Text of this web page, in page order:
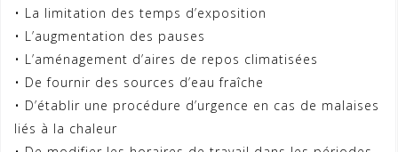
• La limitation des temps d’exposition
• L’augmentation des pauses
• L’aménagement d’aires de repos climatisées
• De fournir des sources d’eau fraîche
• D’établir une procédure d’urgence en cas de malaises
liés à la chaleur